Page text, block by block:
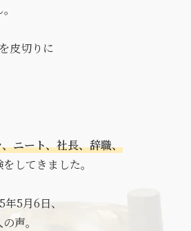
皮切りに
ニート、社長、辞職、
してきました。
5月6日、
声。